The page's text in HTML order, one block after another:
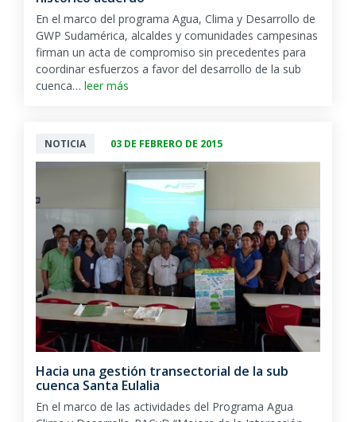
En el marco del programa Agua, Clima y Desarrollo de
GWP Sudamérica, alcaldes y comunidades campesinas
firman un acta de compromiso sin precedentes para
coordinar esfuerzos a favor del desarrollo de la sub
cuenca… leer más
NOTICIA 03 DE FEBRERO DE 2015
Hacia una gestión transectorial de la sub
cuenca Santa Eulalia
En el marco de las actividades del Programa Agua